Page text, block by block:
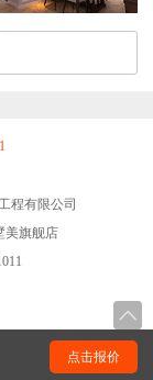
程有限公司
美旗舰店
点击报价